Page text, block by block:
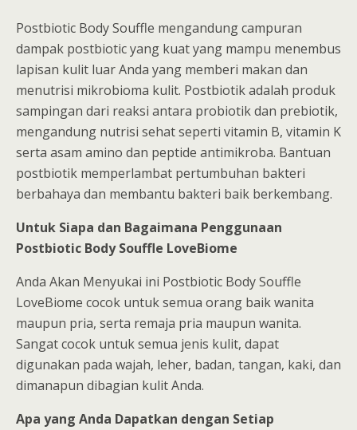
Postbiotic Body Souffle mengandung campuran
dampak postbiotic yang kuat yang mampu menembus
lapisan kulit luar Anda yang memberi makan dan
menutrisi mikrobioma kulit. Postbiotik adalah produk
sampingan dari reaksi antara probiotik dan prebiotik,
mengandung nutrisi sehat seperti vitamin B, vitamin K
serta asam amino dan peptide antimikroba. Bantuan
postbiotik memperlambat pertumbuhan bakteri
berbahaya dan membantu bakteri baik berkembang.
Untuk Siapa dan Bagaimana Penggunaan
Postbiotic Body Souffle LoveBiome
Anda Akan Menyukai ini Postbiotic Body Souffle
LoveBiome cocok untuk semua orang baik wanita
maupun pria, serta remaja pria maupun wanita.
Sangat cocok untuk semua jenis kulit, dapat
digunakan pada wajah, leher, badan, tangan, kaki, dan
dimanapun dibagian kulit Anda.
Apa yang Anda Dapatkan dengan Setiap